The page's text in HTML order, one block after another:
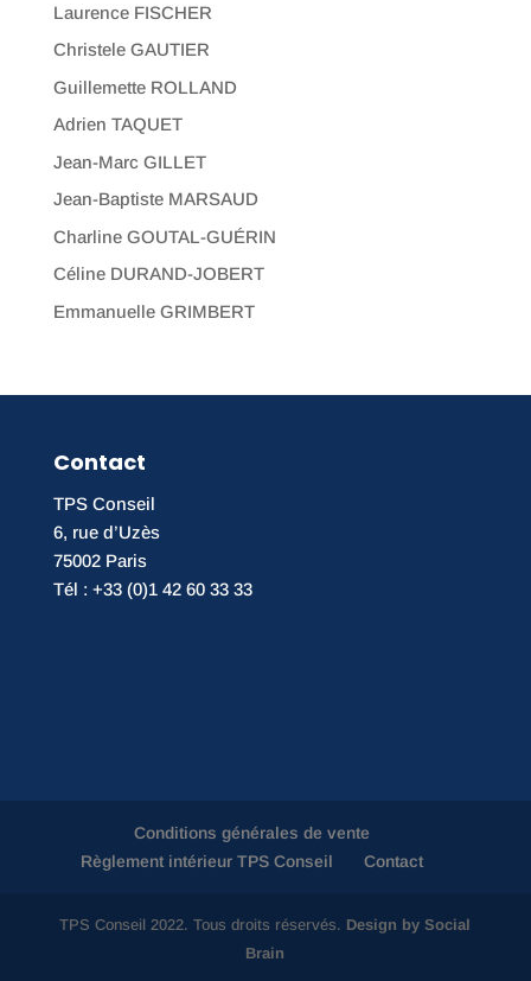
Laurence FISCHER
Christele GAUTIER
Guillemette ROLLAND
Adrien TAQUET
Jean-Marc GILLET
Jean-Baptiste MARSAUD
Charline GOUTAL-GUÉRIN
Céline DURAND-JOBERT
Emmanuelle GRIMBERT
Contact
TPS Conseil
6, rue d’Uzès
75002 Paris
Tél : +33 (0)1 42 60 33 33
Conditions générales de vente
Règlement intérieur TPS Conseil
Contact
TPS Conseil 2022. Tous droits réservés. Design by Social
Brain